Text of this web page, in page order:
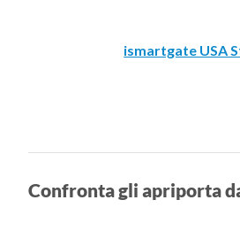
ismartgate USA
Confronta gli apriporta